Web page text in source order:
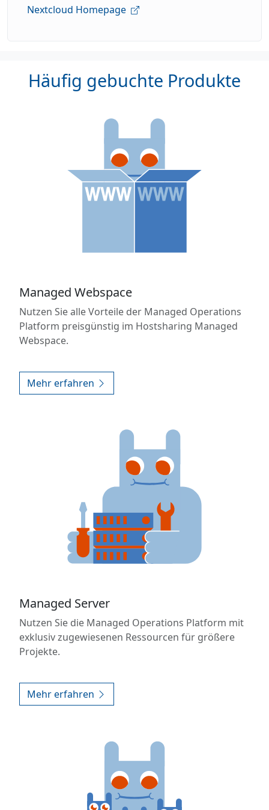
Nextcloud Homepage
Häufig gebuchte Produkte
Managed Webspace
Nutzen Sie alle Vorteile der Managed Operations
Platform preisgünstig im Hostsharing Managed
Webspace.
Mehr erfahren
Managed Server
Nutzen Sie die Managed Operations Platform mit
exklusiv zugewiesenen Ressourcen für größere
Projekte.
Mehr erfahren